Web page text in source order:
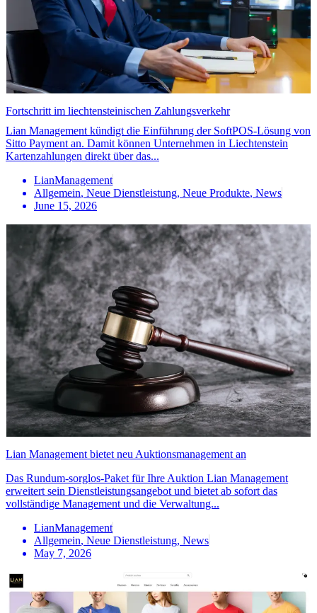
Fortschritt im liechtensteinischen Zahlungsverkehr
Lian Management kündigt die Einführung der SoftPOS-Lösung von
Sitto Payment an. Damit können Unternehmen in Liechtenstein
Kartenzahlungen direkt über das...
LianManagement
Allgemein, Neue Dienstleistung, Neue Produkte, News
June 15, 2026
Lian Management bietet neu Auktionsmanagement an
Das Rundum-sorglos-Paket für Ihre Auktion Lian Management
erweitert sein Dienstleistungsangebot und bietet ab sofort das
vollständige Management und die Verwaltung...
LianManagement
Allgemein, Neue Dienstleistung, News
May 7, 2026